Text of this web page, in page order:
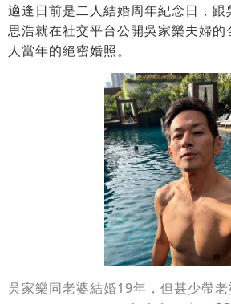
適逢日前是二人結婚周年紀念日，跟
思浩就在社交平台公開吳家樂夫婦的
人當年的絕密婚照。
吳家樂同老婆結婚19年，但甚少帶老